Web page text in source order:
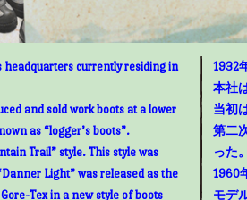
headquarters currently residing in
and sold work boots at a lower
as “logger’s boots”.
Trail” style. This style was
Light” was released as the
Tex in a new style of boots
1932
本社
当初
第二
った。
1960
モデ